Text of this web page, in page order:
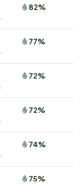
82%
77%
72%
72%
74%
75%